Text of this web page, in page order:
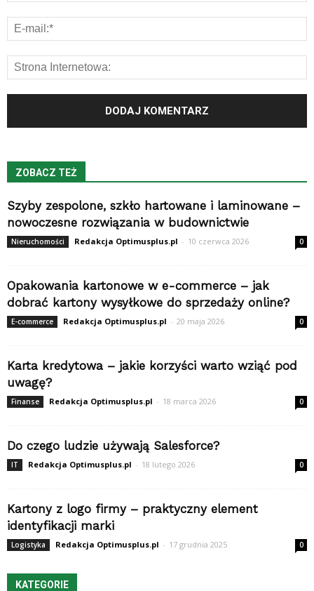
ZOBACZ TEŻ
Szyby zespolone, szkło hartowane i laminowane –
nowoczesne rozwiązania w budownictwie
Nieruchomości Redakcja Optimusplus.pl - 10 czerwca 2026 0
Opakowania kartonowe w e-commerce – jak
dobrać kartony wysyłkowe do sprzedaży online?
E-commerce Redakcja Optimusplus.pl - 20 maja 2026 0
Karta kredytowa – jakie korzyści warto wziąć pod
uwagę?
Finanse Redakcja Optimusplus.pl - 18 marca 2026 0
Do czego ludzie używają Salesforce?
IT Redakcja Optimusplus.pl - 18 lutego 2026 0
Kartony z logo firmy – praktyczny element
identyfikacji marki
Logistyka Redakcja Optimusplus.pl - 17 grudnia 2025 0
KATEGORIE